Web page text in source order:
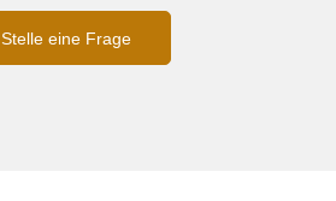
Stelle eine Frage